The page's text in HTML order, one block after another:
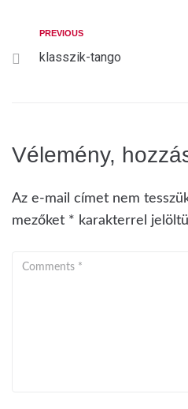
PREVIOUS
klasszik-tango
Vélemény,
Az e-mail címet nem
mezőket * karakterrel